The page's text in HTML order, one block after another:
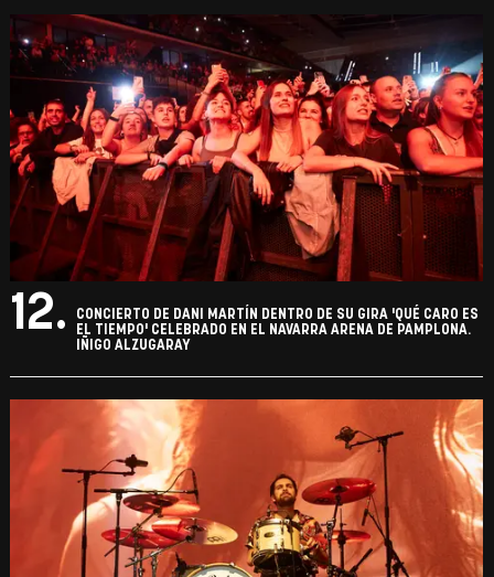
12.
CONCIERTO DE DANI MARTÍN DENTRO DE SU GIRA 'QUÉ CARO ES
EL TIEMPO' CELEBRADO EN EL NAVARRA ARENA DE PAMPLONA.
IÑIGO ALZUGARAY